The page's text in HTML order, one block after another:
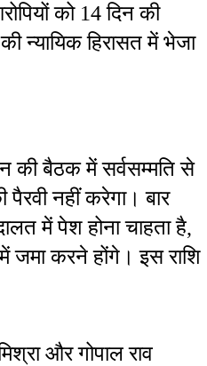
को 14 दिन की
न्यायिक हिरासत में भेजा
की बैठक में सर्वसम्मति से
नहीं करेगा। बार
में पेश होना चाहता है,
जमा करने होंगे। इस राशि
और गोपाल राव